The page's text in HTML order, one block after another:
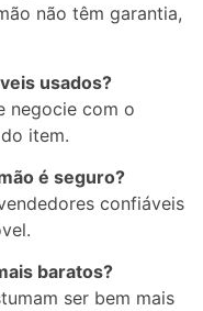
não têm garantia,
usados?
negocie com o
do item.
é seguro?
confiáveis
baratos?
ser bem mais